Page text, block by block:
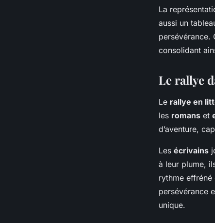
La
aussi un
persévérance.
consolidant
Le rallye
Le rallye en
les romans et
d’aventure,
Les écrivains
à leur plume,
rythme
persévérance
unique.